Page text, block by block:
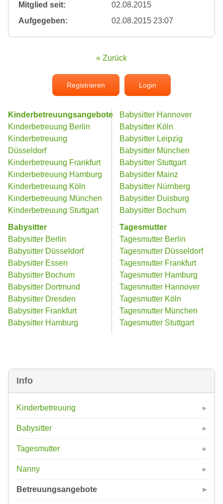
Info
Kinderbetreuung
Babysitter
Tagesmutter
Nanny
Betreuungsangebote
Mitglied seit:
02.08.2015
Aufgegeben:
02.08.2015 23:07
« Zurück
Registrieren Login
Kinderbetreuungsangebote
Kinderbetreuung Berlin
Kinderbetreuung
Düsseldorf
Kinderbetreuung Frankfurt
Kinderbetreuung Hamburg
Kinderbetreuung Köln
Kinderbetreuung München
Kinderbetreuung Stuttgart
Babysitter
Babysitter Berlin
Babysitter Düsseldorf
Babysitter Essen
Babysitter Bochum
Babysitter Dortmund
Babysitter Dresden
Babysitter Frankfurt
Babysitter Hamburg
Babysitter Hannover
Babysitter Köln
Babysitter Leipzig
Babysitter München
Babysitter Stuttgart
Babysitter Mainz
Babysitter Nürnberg
Babysitter Duisburg
Babysitter Bochum
Tagesmutter
Tagesmutter Berlin
Tagesmutter Düsseldorf
Tagesmutter Frankfurt
Tagesmutter Hamburg
Tagesmutter Hannover
Tagesmutter Köln
Tagesmutter München
Tagesmutter Stuttgart